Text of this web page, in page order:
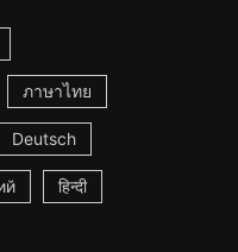
ภาษาไทย
Deutsch
हिन्दी